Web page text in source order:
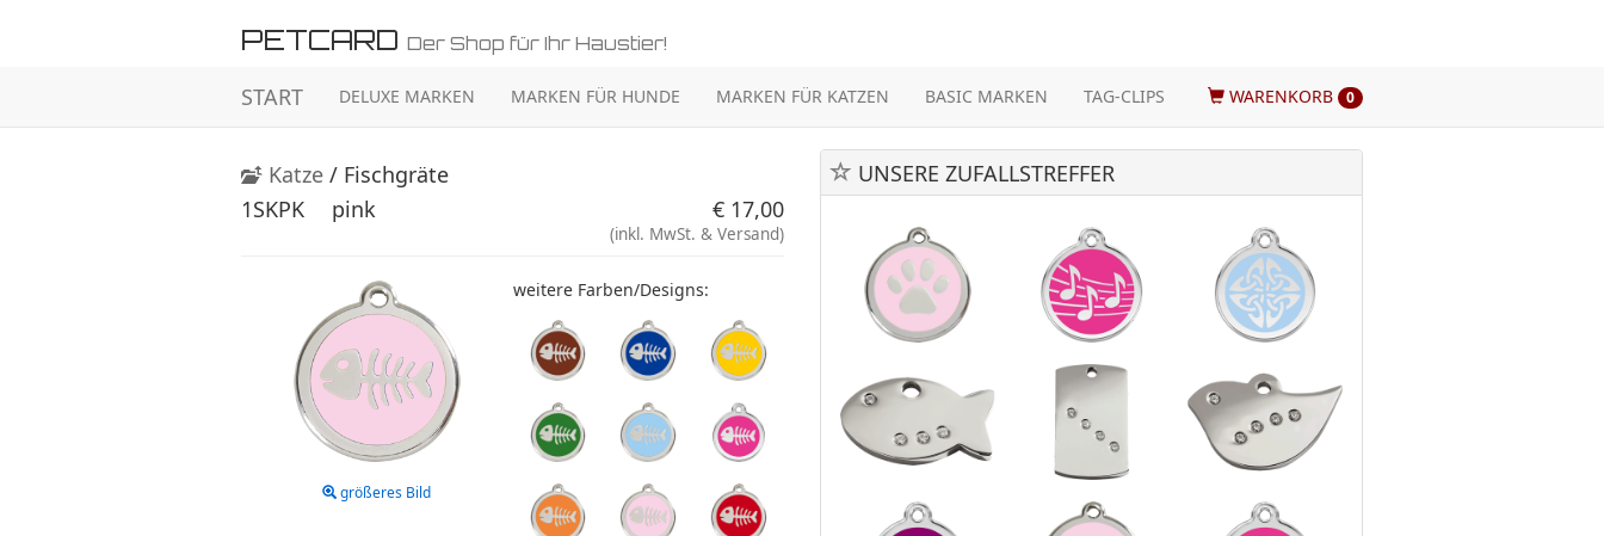
PETCARD Der Shop für Ihr Haustier!
START DELUXE MARKEN MARKEN FÜR HUNDE MARKEN FÜR KATZEN BASIC MARKEN TAG-CLIPS WARENKORB 0
Katze / Fischgräte
1SKPK
pink € 17,00
(inkl. MwSt. & Versand)
größeres Bild
weitere Farben/Designs:
UNSERE ZUFALLSTREFFER